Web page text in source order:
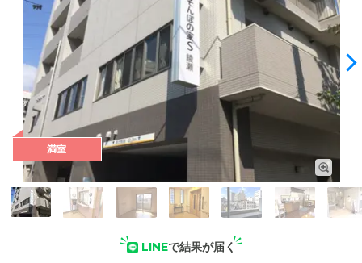
外観: 東京メトロ千代田線「綾瀬」駅より徒歩約5分。暮らしや
すさにこだわった住環境と、安心のサポート体制を整えた住ま
満室
LINEで結果が届く